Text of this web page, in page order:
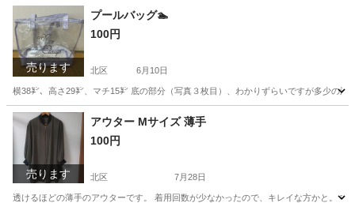
東京 北区 その他 状態
売ります
プールバッグ🏊
100円
北区 6月10日
横38㌢、高さ29㌢、マチ15㌢ 底の部分（写真３枚目）、わかりずらいですが多少の
東京 北区 キッズ用品 プール
売ります
アウター Мサイズ 薄手
100円
北区 7月28日
透けるほどの薄手のアウターです。 着用回数が少なかったので、キレイな方かと。 中